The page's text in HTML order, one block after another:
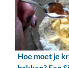
Hoe moet je